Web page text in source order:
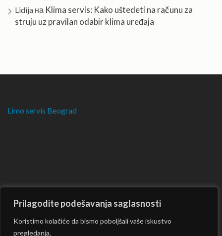
Prilagodite podešavanja saglasnosti
Koristimo kolačiće da bismo poboljšali vaše iskustvo
pregledanja,
Lidija на Klima servis: Kako uštedeti na računu za
struju uz pravilan odabir klima uređaja
Limo servis Beograd